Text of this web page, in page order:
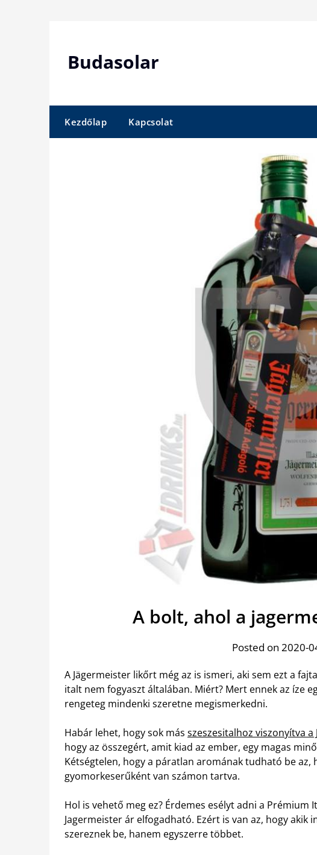
Budasolar
Kezdőlap Kapcsolat
A bolt, ahol a
Posted on 2020-
A Jägermeister likőrt még az is ismeri, aki sem ezt a
italt nem fogyaszt általában. Miért? Mert ennek az íze
rengeteg mindenki szeretne megismerkedni.
Habár lehet, hogy sok más szeszesitalhoz viszonyítva a
hogy az összegért, amit kiad az ember, egy magas
Kétségtelen, hogy a páratlan aromának tudható be az,
gyomorkeserűként van számon tartva.
Hol is vehető meg ez? Érdemes esélyt adni a Prémium
Jagermeister ár elfogadható. Ezért is van az, hogy akik
szereznek be, hanem egyszerre többet.